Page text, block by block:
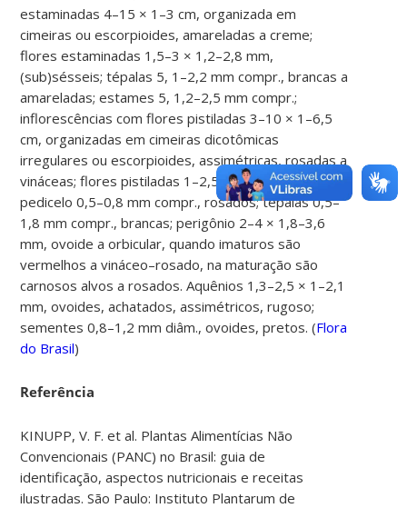
estaminadas 4–15 × 1–3 cm, organizada em
cimeiras ou escorpioides, amareladas a creme;
flores estaminadas 1,5–3 × 1,2–2,8 mm,
(sub)sésseis; tépalas 5, 1–2,2 mm compr., brancas a
amareladas; estames 5, 1,2–2,5 mm compr.;
inflorescências com flores pistiladas 3–10 × 1–6,5
cm, organizadas em cimeiras dicotômicas
irregulares ou escorpioides, assimétricas, rosadas a
vináceas; flores pistiladas 1–2,5 × 0,8–2,2 mm;
pedicelo 0,5–0,8 mm compr., rosados; tépalas 0,5–
1,8 mm compr., brancas; perigônio 2–4 × 1,8–3,6
mm, ovoide a orbicular, quando imaturos são
vermelhos a vináceo–rosado, na maturação são
carnosos alvos a rosados. Aquênios 1,3–2,5 × 1–2,1
mm, ovoides, achatados, assimétricos, rugoso;
sementes 0,8–1,2 mm diâm., ovoides, pretos. (Flora
do Brasil)
Referência
KINUPP, V. F. et al. Plantas Alimentícias Não
Convencionais (PANC) no Brasil: guia de
identificação, aspectos nutricionais e receitas
ilustradas. São Paulo: Instituto Plantarum de